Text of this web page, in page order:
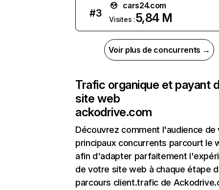
#3
cars24.com
Visites :5,84 M
Voir plus de concurrents →
Trafic organique et payant
site web
ackodrive.com
Découvrez comment l'audience de
principaux concurrents parcourt le
afin d'adapter parfaitement
de votre site web à chaque étape
parcours client.trafic de